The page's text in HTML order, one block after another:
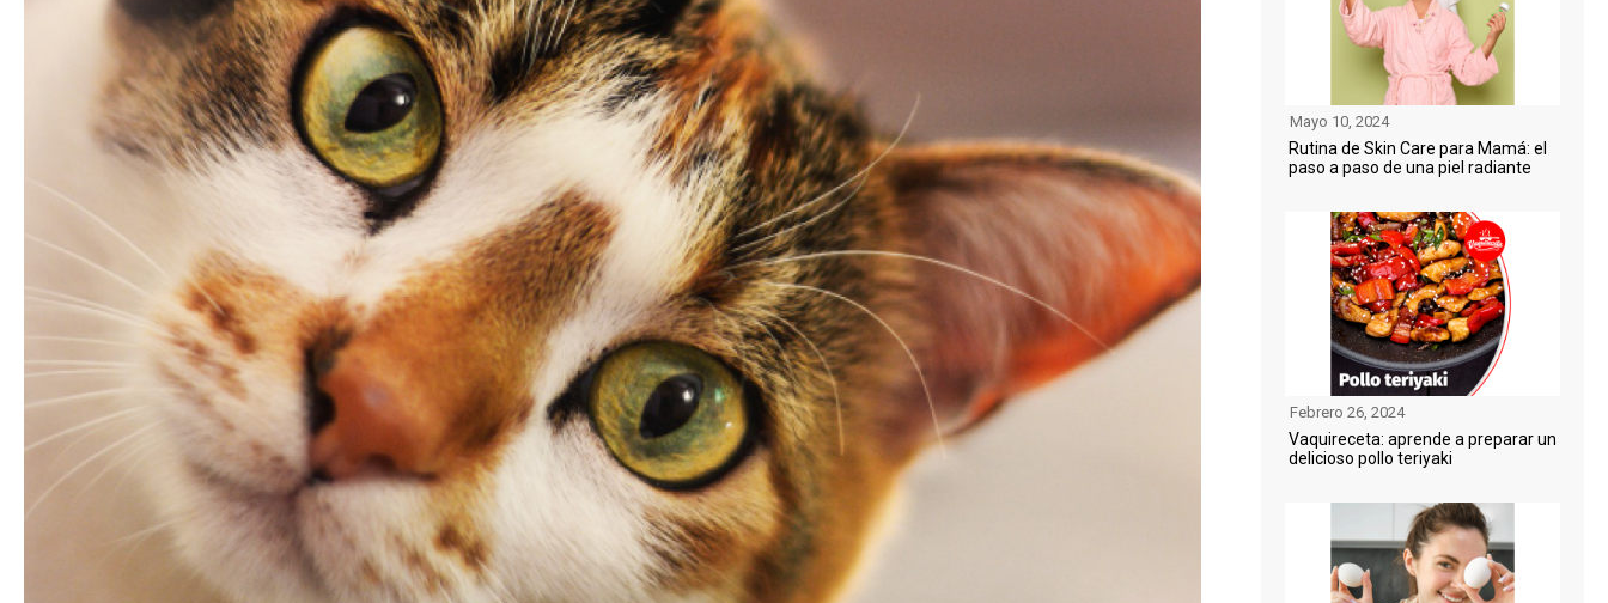
Mayo 10, 2024
Rutina de Skin Care para Mamá: el
paso a paso de una piel radiante
Febrero 26, 2024
Vaquireceta: aprende a preparar un
delicioso pollo teriyaki